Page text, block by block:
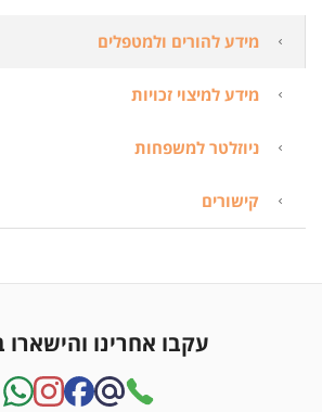
מידע להורים ולמטפלים
מידע למיצוי זכויות
ניוזלטר למשפחות
קישורים
עקבו אחרינו